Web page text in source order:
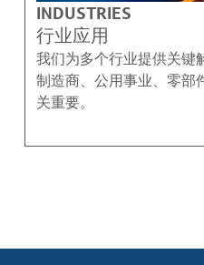
INDUSTRIES
行业应用
我们为多个行业提供关键
制造商、公用事业、零部
关重要。